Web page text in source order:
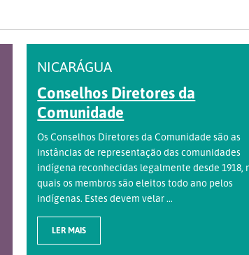
NICARÁGUA
Conselhos Diretores da
Comunidade
Os Conselhos Diretores da Comunidade são as
instâncias de representação das comunidades
indígena reconhecidas legalmente desde 1918,
quais os membros são eleitos todo ano pelos
indígenas. Estes devem velar ...
LER MAIS